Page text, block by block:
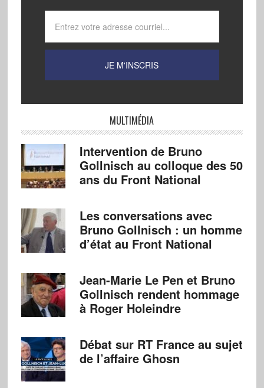
MULTIMÉDIA
Intervention de Bruno
Gollnisch au colloque des 50
ans du Front National
Les conversations avec
Bruno Gollnisch : un homme
d’état au Front National
Jean-Marie Le Pen et Bruno
Gollnisch rendent hommage
à Roger Holeindre
Débat sur RT France au sujet
de l’affaire Ghosn